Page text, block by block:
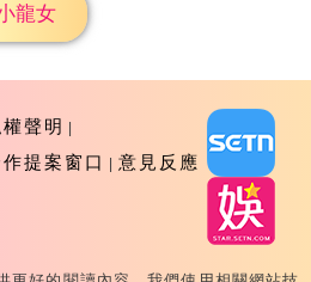
龍女
聲明
提案窗口 意見反應